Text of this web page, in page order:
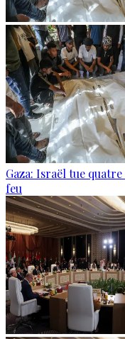
Gaza: Israël tue
feu